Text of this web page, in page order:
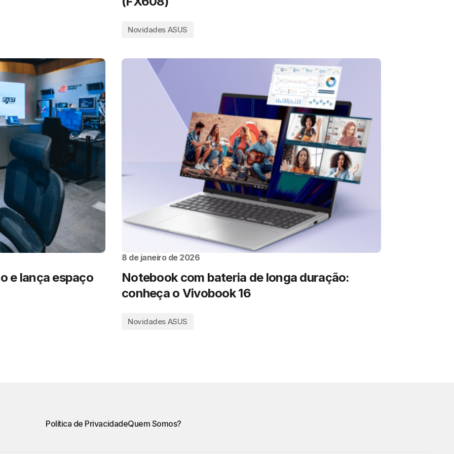
Novidades ASUS
e lança espaço
8 de janeiro de 2026
Notebook com bateria de longa duração:
conheça o Vivobook 16
Novidades ASUS
Política de PrivacidadeQuem Somos?